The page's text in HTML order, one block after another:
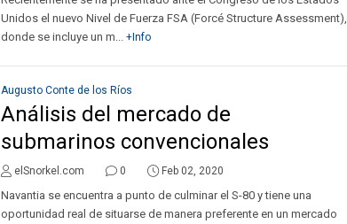
Unidos el nuevo Nivel de Fuerza FSA (Forcé Structure Assessment),
donde se incluye un m... +Info
Augusto Conte de los Ríos
Análisis del mercado de
submarinos convencionales
elSnorkel.com 0 Feb 02, 2020
Navantia se encuentra a punto de culminar el S-80 y tiene una
oportunidad real de situarse de manera preferente en un mercado